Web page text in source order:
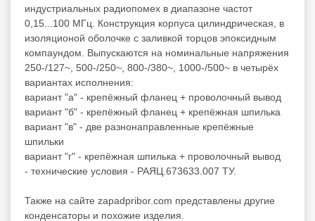
индустриальных радиопомех в диапазоне частот
0,15...100 МГц. Конструкция корпуса цилиндрическая, в
изоляционой оболочке с заливкой торцов эпоксидным
компаундом. Выпускаются на номинальные напряжения
250-/127~, 500-/250~, 800-/380~, 1000-/500~ в четырёх
вариантах исполнения:
вариант "а" - крепёжный фланец + проволочный вывод
вариант "б" - крепёжный фланец + крепёжная шпилька
вариант "в" - две разнонаправленные крепёжные
шпильки
вариант "г" - крепёжная шпилька + проволочный вывод
- технические условия - РАЯЦ.673633.007 ТУ.
Также на сайте zapadpribor.com представлены другие
конденсаторы и похожие изделия.